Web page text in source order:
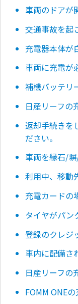
車両のドアが
交通事故を起
充電器本体が
車両に充電が
補機バッテリ
日産リーフの
返却手続きを
ださい。
車両を縁石/
利用中、移動
充電カードの
タイヤがパン
登録のクレジ
車内に配備さ
日産リーフの
FOMM ONE